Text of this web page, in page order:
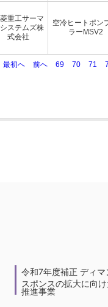
重工サーマ
ステムズ株
式会社
空冷ヒートポン
ラーMSV2
最初へ 前へ 69 70 71
令和7年度補正 ディマ
スポンスの拡大に向
推進事業